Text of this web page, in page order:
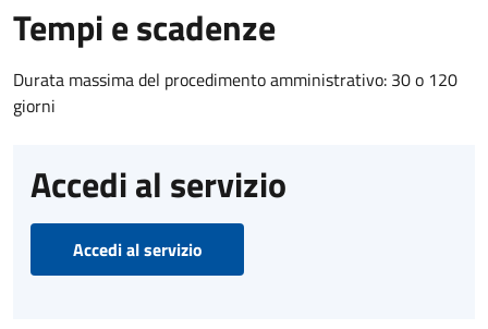
Tempi e scadenze
Durata massima del procedimento amministrativo: 30 o 120
giorni
Accedi al servizio
Accedi al servizio